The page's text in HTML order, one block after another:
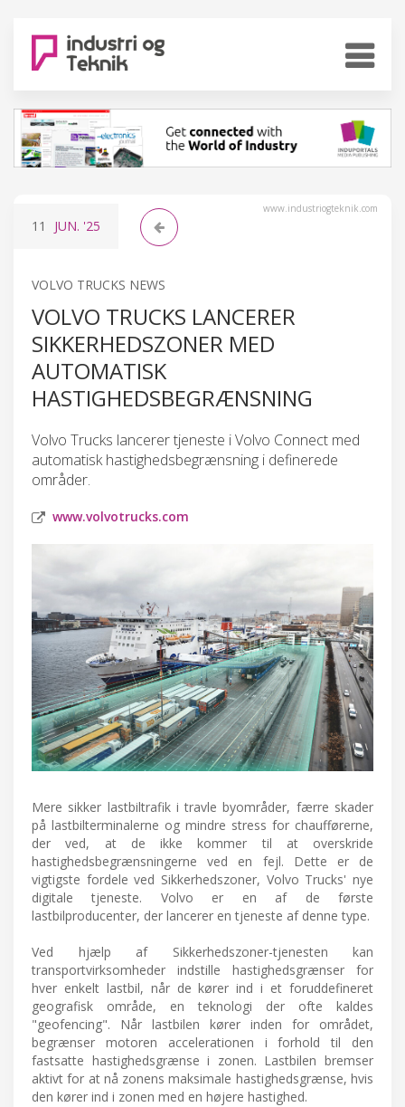
www.industriogteknik.com
11 JUN. '25
VOLVO TRUCKS NEWS
VOLVO TRUCKS LANCERER
SIKKERHEDSZONER MED
AUTOMATISK
HASTIGHEDSBEGRÆNSNING
Volvo Trucks lancerer tjeneste i Volvo Connect med
automatisk hastighedsbegrænsning i definerede
områder.
www.volvotrucks.com
Mere sikker lastbiltrafik i travle byområder, færre skader
på lastbilterminalerne og mindre stress for chaufførerne,
der ved, at de ikke kommer til at overskride
hastighedsbegrænsningerne ved en fejl. Dette er de
vigtigste fordele ved Sikkerhedszoner, Volvo Trucks' nye
digitale tjeneste. Volvo er en af de første
lastbilproducenter, der lancerer en tjeneste af denne type.
Ved hjælp af Sikkerhedszoner-tjenesten kan
transportvirksomheder indstille hastighedsgrænser for
hver enkelt lastbil, når de kører ind i et foruddefineret
geografisk område, en teknologi der ofte kaldes
"geofencing". Når lastbilen kører inden for området,
begrænser motoren accelerationen i forhold til den
fastsatte hastighedsgrænse i zonen. Lastbilen bremser
aktivt for at nå zonens maksimale hastighedsgrænse, hvis
den kører ind i zonen med en højere hastighed.